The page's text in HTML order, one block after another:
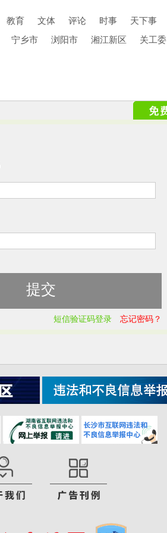
教育 文体 评论 时事 天下事
宁乡市 浏阳市 湘江新区 关工委
短信验证码登录 忘记密码？